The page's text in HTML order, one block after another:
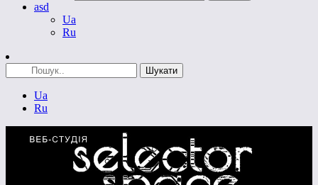
asd
Ua
Ru
Ua
Ru